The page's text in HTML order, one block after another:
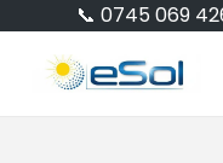
📞 0745 069